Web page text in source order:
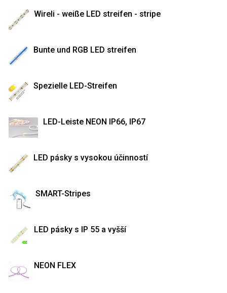
Wireli - weiße LED streifen - stripe
Bunte und RGB LED streifen
Spezielle LED-Streifen
LED-Leiste NEON IP66, IP67
LED pásky s vysokou účinností
SMART-Stripes
LED pásky s IP 55 a vyšší
NEON FLEX